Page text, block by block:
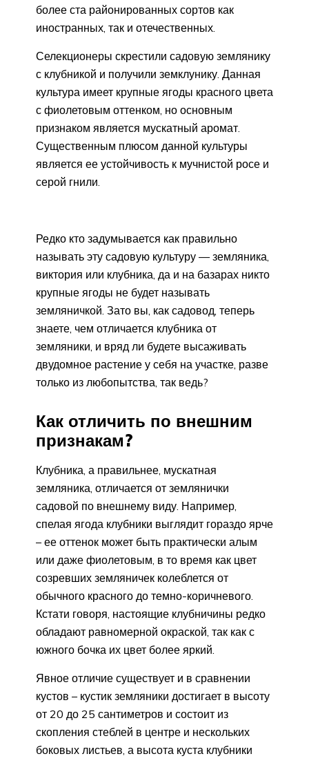
более ста районированных сортов как
иностранных, так и отечественных.
Селекционеры скрестили садовую землянику
с клубникой и получили земклунику. Данная
культура имеет крупные ягоды красного цвета
с фиолетовым оттенком, но основным
признаком является мускатный аромат.
Существенным плюсом данной культуры
является ее устойчивость к мучнистой росе и
серой гнили.
Редко кто задумывается как правильно
называть эту садовую культуру — земляника,
виктория или клубника, да и на базарах никто
крупные ягоды не будет называть
земляничкой. Зато вы, как садовод, теперь
знаете, чем отличается клубника от
земляники, и вряд ли будете высаживать
двудомное растение у себя на участке, разве
только из любопытства, так ведь?
Как отличить по внешним
признакам?
Клубника, а правильнее, мускатная
земляника, отличается от землянички
садовой по внешнему виду. Например,
спелая ягода клубники выглядит гораздо ярче
– ее оттенок может быть практически алым
или даже фиолетовым, в то время как цвет
созревших земляничек колеблется от
обычного красного до темно-коричневого.
Кстати говоря, настоящие клубничины редко
обладают равномерной окраской, так как с
южного бочка их цвет более яркий.
Явное отличие существует и в сравнении
кустов – кустик земляники достигает в высоту
от 20 до 25 сантиметров и состоит из
скопления стеблей в центре и нескольких
боковых листьев, а высота куста клубники